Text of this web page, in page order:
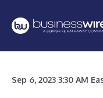
Sep 6, 2023 3:30 AM